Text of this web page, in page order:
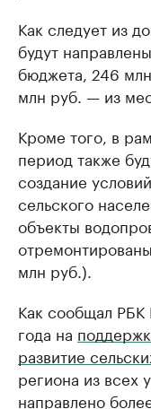
Как следует из
будут
бюджета, 246
млн руб. — из
Кроме того, в
период также
создание
сельского
объекты
млн руб.).
Как сообщал РБК
года на
развитие
региона из всех
направлено